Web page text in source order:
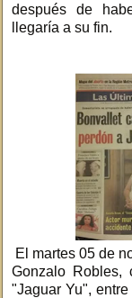
después de
llegaría a su fin.
El martes 05 de
Gonzalo Robles,
"Jaguar Yu",